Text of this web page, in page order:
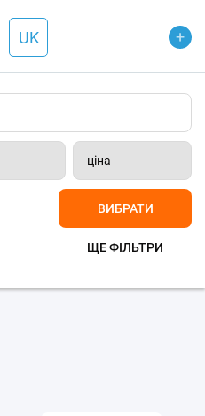
UK +
ціна
ЩЕ ФІЛЬТРИ
ВИБРАТИ
Open Street
Wiki-карта
Супутник
Транспорт